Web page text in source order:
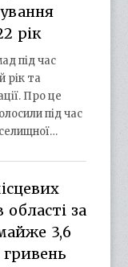
рік
під час
рік та
Про це
під час
за
3,6